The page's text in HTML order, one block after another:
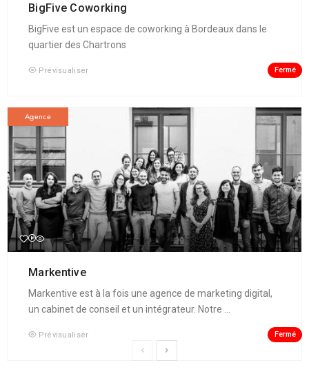
BigFive Coworking
BigFive est un espace de coworking à Bordeaux dans le
quartier des Chartrons
Prévisualiser Fermé
Agence
Markentive
Markentive est à la fois une agence de marketing digital,
un cabinet de conseil et un intégrateur. Notre ...
Prévisualiser Fermé